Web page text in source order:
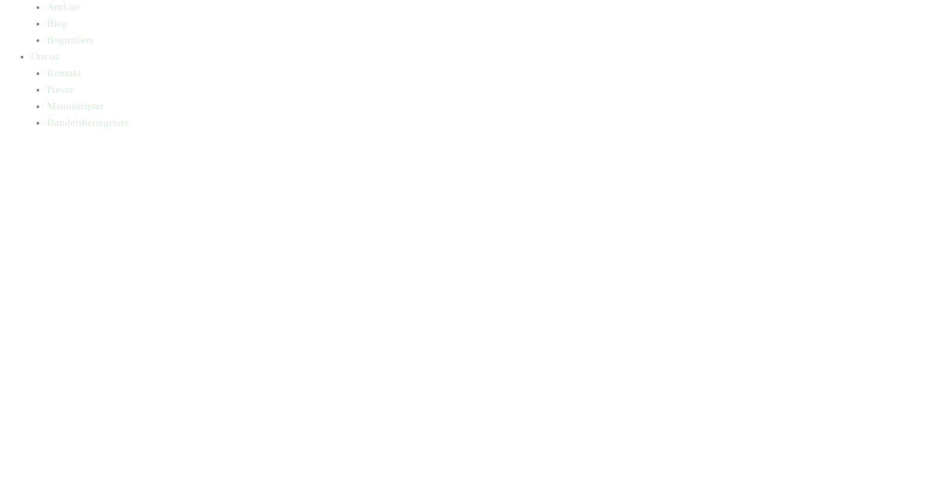
Artikler
Blog
Bogtrailere
Om os
Kontakt
Presse
Manuskripter
Handelsbetingelser